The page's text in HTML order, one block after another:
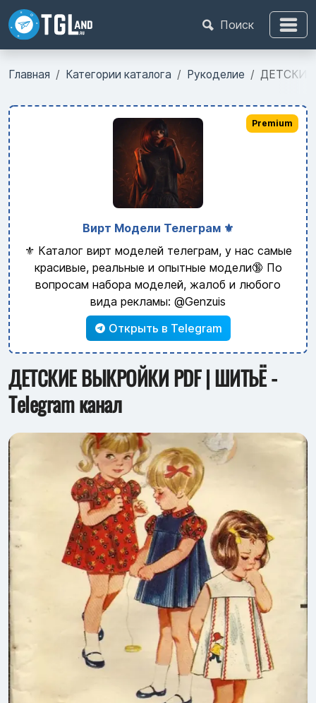
Поиск
Главная Категории каталога Рукоделие ДЕТСКИЕ
Вирт Модели Телеграм ⚜️
⚜️ Каталог вирт моделей телеграм, у нас самые
красивые, реальные и опытные модели🔞 По
вопросам набора моделей, жалоб и любого
вида рекламы: @Genzuis
Открыть в Telegram
Premium
ДЕТСКИЕ ВЫКРОЙКИ PDF | ШИТЬЁ -
Telegram канал